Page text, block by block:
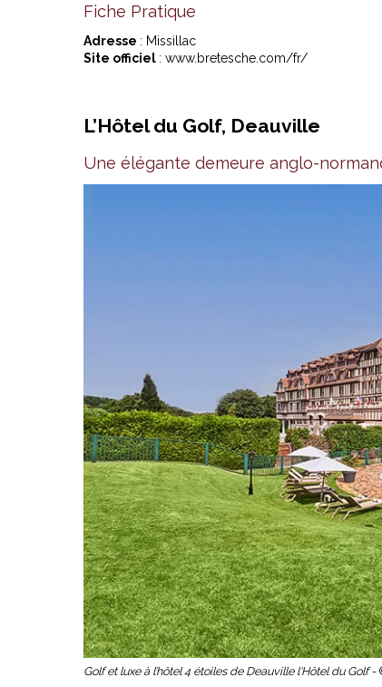
Fiche Pratique
Adresse : Missillac
Site officiel : www.bretesche.com/fr/
L’Hôtel du Golf, Deauville
Une élégante demeure anglo-
Golf et luxe à l’hôtel 4 étoiles de Deauville l'Hôtel du Golf -